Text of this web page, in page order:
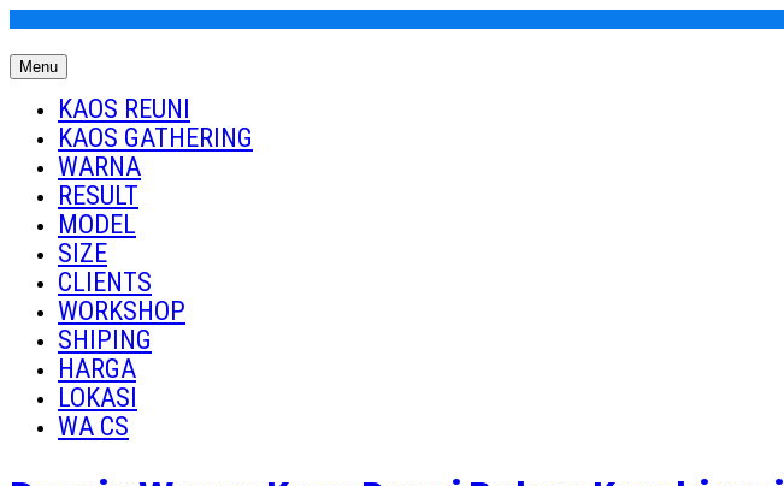
content
Kaos Reuni
Kaos Reuni Alumni SD SMP SMA
Menu
KAOS REUNI
KAOS GATHERING
WARNA
RESULT
MODEL
SIZE
CLIENTS
WORKSHOP
SHIPING
HARGA
LOKASI
WA CS